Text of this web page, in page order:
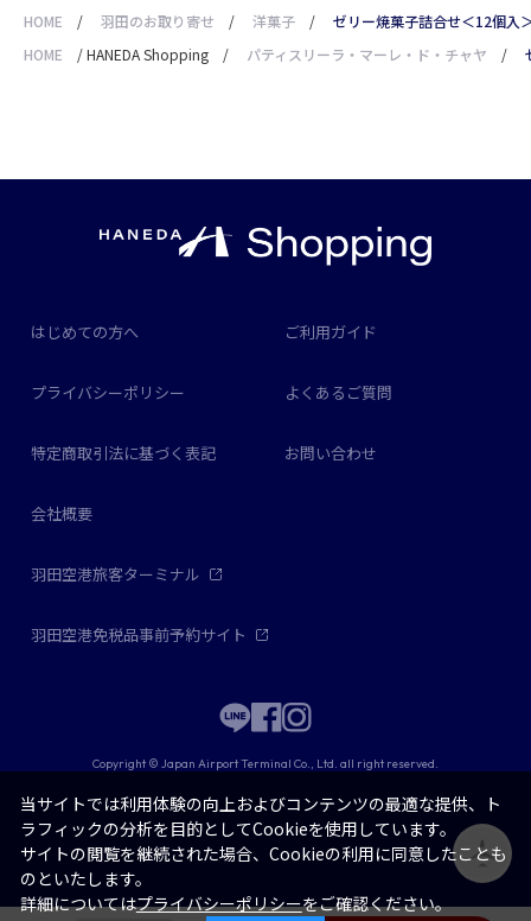
HOME
/ 羽田のお取り寄せ / 洋菓子 /
ゼリー焼菓子詰合せ＜12個入
HOME
/HANEDA Shopping / パティスリーラ・マーレ・ド・チャヤ /
はじめての方へ ご利用ガイド
プライバシーポリシー よくあるご質問
特定商取引法に基づく表記 お問い合わせ
会社概要
羽田空港旅客ターミナル
羽田空港免税品事前予約サイト
Copyright © Japan Airport Terminal Co., Ltd. all right reserved.
当サイトでは利用体験の向上およびコンテンツの最適な提供、ト
ラフィックの分析を目的としてCookieを使用しています。
サイトの閲覧を継続された場合、Cookieの利用に同意したことも
のといたします。
詳細についてはプライバシーポリシーをご確認ください。